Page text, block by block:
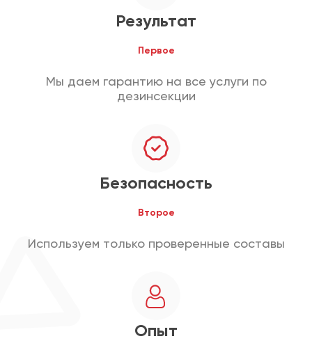
Результат
Первое
Мы даем гарантию на все услуги по
дезинсекции
Безопасность
Второе
Используем только проверенные составы
Опыт